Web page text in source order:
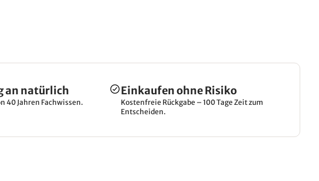
an natürlich
40 Jahren Fachwissen.
Einkaufen ohne Risiko
Kostenfreie Rückgabe – 100 Tage Zeit zum
Entscheiden.